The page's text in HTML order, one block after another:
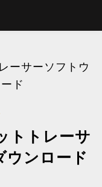
ーサーソフトウ
ド
トトレーサ
ウンロード